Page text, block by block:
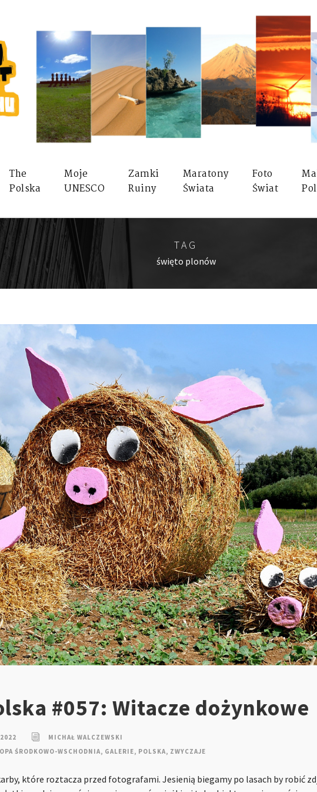
The
Polska
Moje
UNESCO
Zamki
Ruiny
Maratony
Świata
Foto
Świat
TAG
święto plonów
#057: Witacze dożynkowe
MICHAŁ WALCZEWSKI
ŚRODKOWO-WSCHODNIA, GALERIE, POLSKA, ZWYCZAJE
które roztacza przed fotografami. Jesienią biegamy po lasach by robić